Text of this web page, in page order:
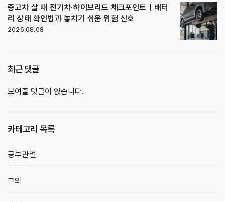
중고차 살 때 전기차·하이브리드 체크포인트｜배터
리 상태 확인법과 놓치기 쉬운 위험 신호
2026.08.08
최근 댓글
보여줄 댓글이 없습니다.
카테고리 목록
공부관련
그외